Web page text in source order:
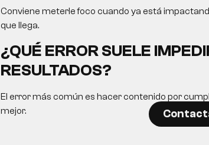
Conviene meterle foco cuando ya está
que llega.
¿QUÉ ERROR SUELE
RESULTADOS?
El error más común es hacer contenido por
mejor.